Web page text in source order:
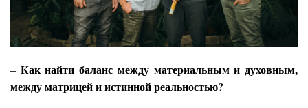
– Как найти баланс между материальным и духовным,
между матрицей и истинной реальностью?